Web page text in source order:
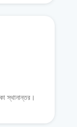
স্থানান্তর।